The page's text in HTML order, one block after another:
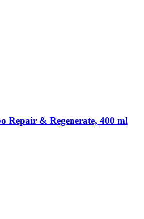
Repair & Regenerate, 400 ml